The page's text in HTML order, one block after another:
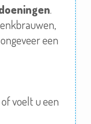
.
een
voelt u een